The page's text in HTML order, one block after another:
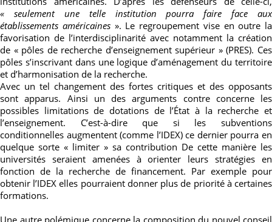
« seulement une telle institution pourra faire face aux
établissements américaines ». Le regroupement vise en outre la
favorisation de l’interdisciplinarité avec notamment la création
de « pôles de recherche d’enseignement supérieur » (PRES). Ces
pôles s’inscrivant dans une logique d’aménagement du territoire
et d’harmonisation de la recherche.
Avec un tel changement des fortes critiques et des opposants
sont apparus. Ainsi un des arguments contre concerne les
possibles limitations de dotations de l’État à la recherche et
l’enseignement. C’est-à-dire que si les subventions
conditionnelles augmentent (comme l’IDEX) ce dernier pourra en
quelque sorte « limiter » sa contribution De cette manière les
universités seraient amenées à orienter leurs stratégies en
fonction de la recherche de financement. Par exemple pour
obtenir l’IDEX elles pourraient donner plus de priorité à certaines
formations.
Une autre polémique concerne la composition du nouvel conseil